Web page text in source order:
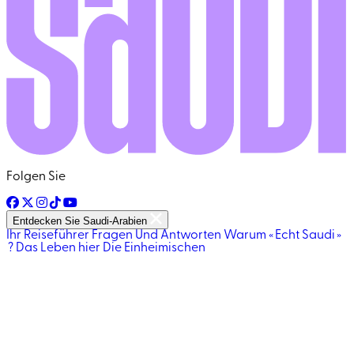
Folgen Sie
Entdecken Sie Saudi-Arabien
Ihr Reiseführer Fragen Und Antworten Warum « Echt Saudi »
? Das Leben hier Die Einheimischen